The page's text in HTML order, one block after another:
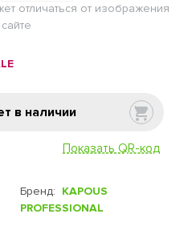
отличаться от изображения
в наличии
Показать QR-код
Бренд: KAPOUS
PROFESSIONAL